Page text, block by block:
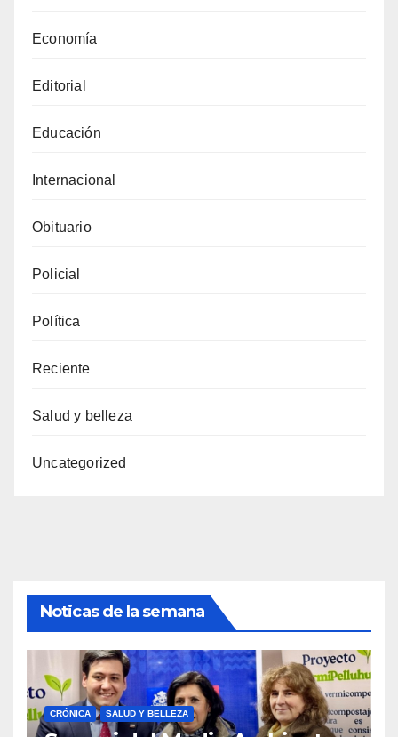
Economía
Editorial
Educación
Internacional
Obituario
Policial
Política
Reciente
Salud y belleza
Uncategorized
Noticas de la semana
CRÓNICA SALUD Y BELLEZA